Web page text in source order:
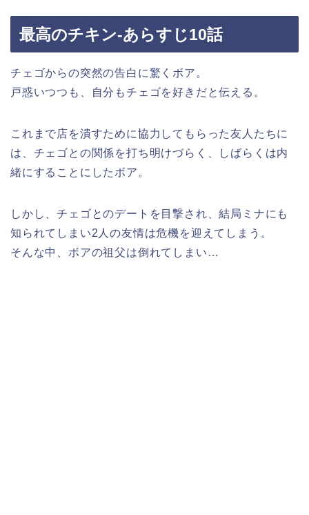
最高のチキン-あらすじ10話
チェゴからの突然の告白に驚くボア。
戸惑いつつも、自分もチェゴを好きだと伝える。
これまで店を潰すために協力してもらった友人たちに
は、チェゴとの関係を打ち明けづらく、しばらくは内
緒にすることにしたボア。
しかし、チェゴとのデートを目撃され、結局ミナにも
知られてしまい2人の友情は危機を迎えてしまう。
そんな中、ボアの祖父は倒れてしまい…